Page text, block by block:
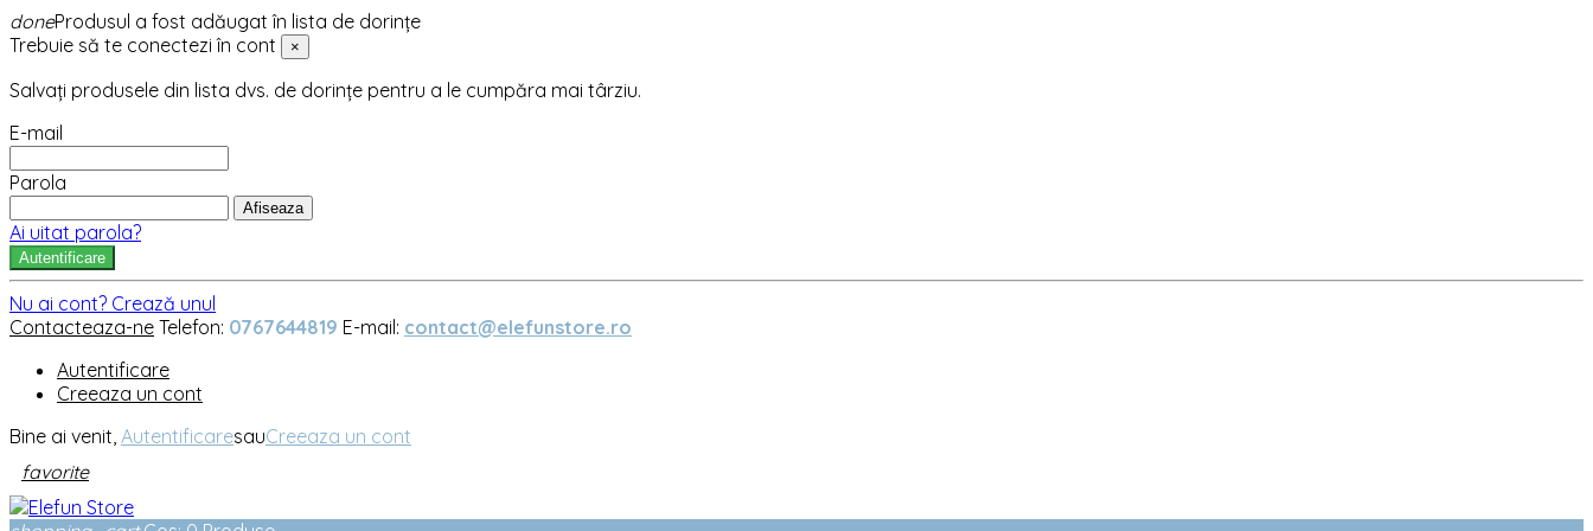
doneProdusul a fost adăugat în lista de dorințe
Trebuie să te conectezi în cont
×
Salvați produsele din lista dvs. de dorințe pentru a le cumpăra mai târziu.
E-mail
Parola
Afiseaza
Ai uitat parola?
Autentificare
Nu ai cont? Crează unul
Contacteaza-ne Telefon: 0767644819 E-mail: contact@elefunstore.ro
Autentificare
Creeaza un cont
Bine ai venit, AutentificaresauCreeaza un cont
favorite